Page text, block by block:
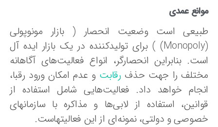
عمدی
است وضعیت انحصار ( بازار مونوپولی
(Monopoly) ) برای تولیدکننده در یک بازار ایده‌ آل
بنابراین انحصارگر، انواع فعالیت‌های آگاهانه
را جهت حذفرقابتو عدم امکان ورود رقبا،
خواهد داد. فعالیت‌هایی شامل استفاده از
استفاده از لابی‌ها و مذاکره با سازمانهای
و دولتی، نمونه‌ای از این فعالیتهاست.